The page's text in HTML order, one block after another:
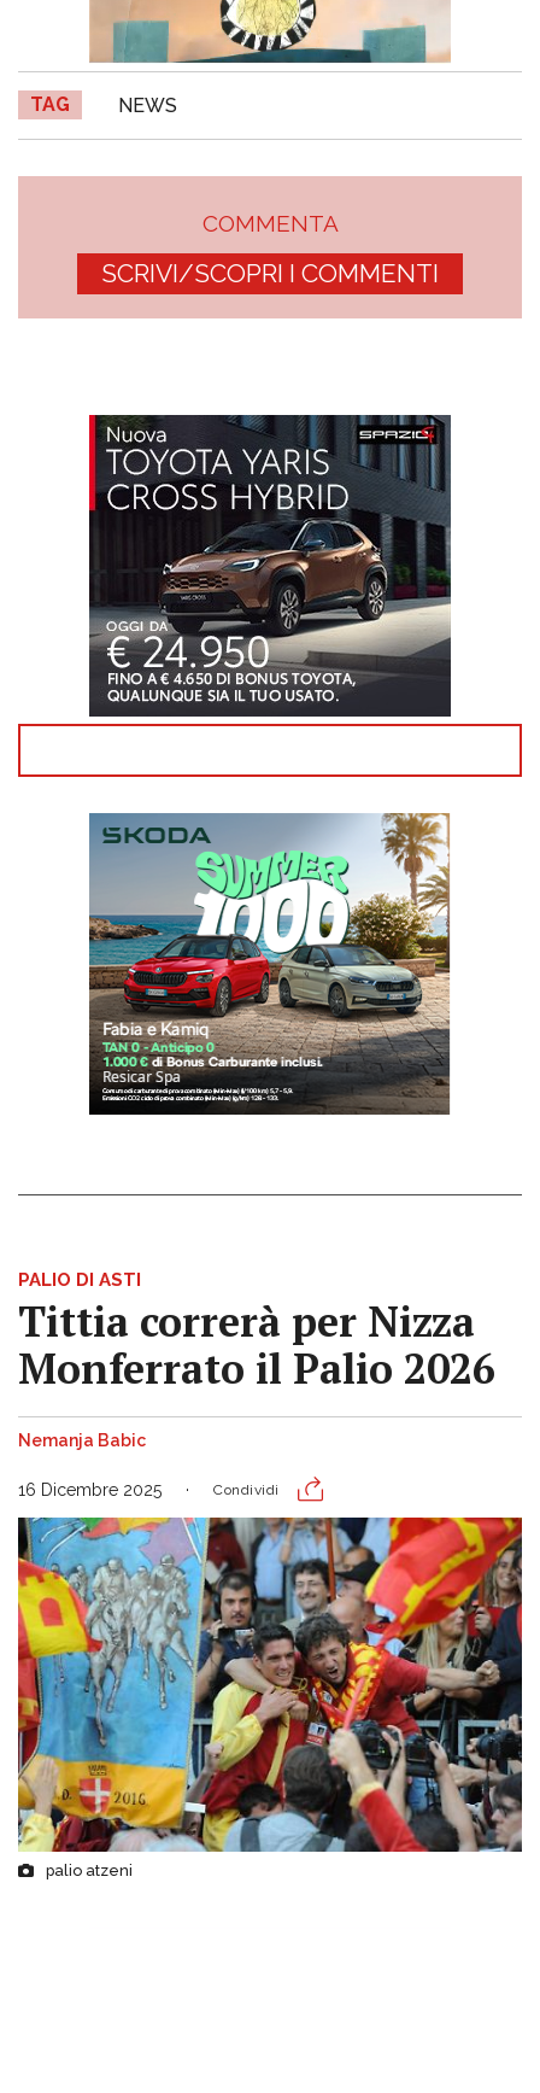
TAG NEWS
COMMENTA
SCRIVI/SCOPRI I COMMENTI
PALIO DI ASTI
Tittia correrà per Nizza
Monferrato il Palio 2026
Nemanja Babic
16 Dicembre 2025 Condividi
palio atzeni